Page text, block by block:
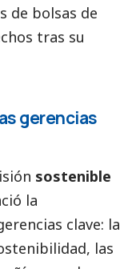
de bolsas de
tras su
gerencias
sostenible
la
clave: la
las